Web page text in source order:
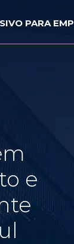
PARA
e